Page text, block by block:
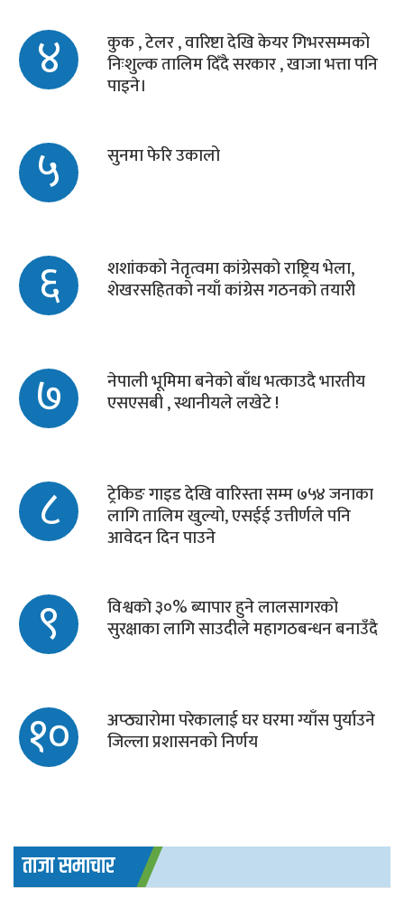
४ कुक , टेलर , वारिष्टा देखि केयर गिभरसम्मको
निःशुल्क तालिम दिँदै सरकार , खाजा भत्ता पनि
पाइने।
५ सुनमा फेरि उकालो
६ शशांकको नेतृत्वमा कांग्रेसको राष्ट्रिय भेला,
शेखरसहितको नयाँ कांग्रेस गठनको तयारी
७ नेपाली भूमिमा बनेको बाँध भत्काउदै भारतीय
एसएसबी , स्थानीयले लखेटे !
८ ट्रेकिङ गाइड देखि वारिस्ता सम्म ७५४ जनाका
लागि तालिम खुल्यो, एसईई उत्तीर्णले पनि
आवेदन दिन पाउने
९ विश्वकाे ३०% ब्यापार हुने लालसागरको
सुरक्षाका लागि साउदीले महागठबन्धन बनाउँदै
१० अप्ठ्यारोमा परेकालाई घर घरमा ग्याँस पुर्याउने
जिल्ला प्रशासनको निर्णय
ताजा समाचार